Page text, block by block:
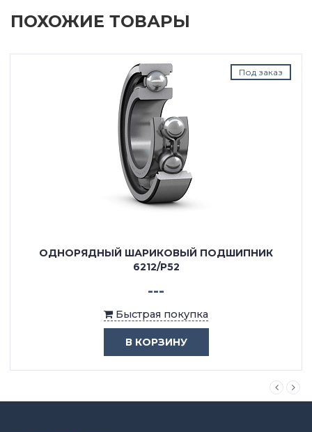
ПОХОЖИЕ ТОВАРЫ
Под заказ
ОДНОРЯДНЫЙ ШАРИКОВЫЙ ПОДШИПНИК
6212/P52
---
Быстрая покупка
В КОРЗИНУ